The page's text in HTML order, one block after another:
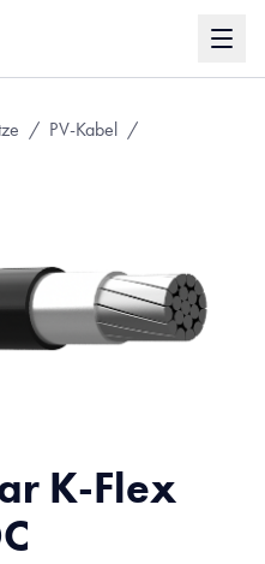
/ PV-Kabel /
K-Flex